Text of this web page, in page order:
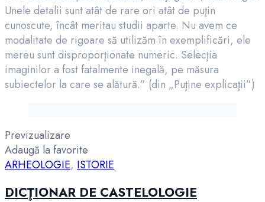
Unele detalii sunt atât de rare ori atât de puţin
cunoscute, încât meritau studii aparte. Nu avem ce
modalitate de rigoare să utilizăm în exemplificări, ele
mereu sunt disproporţionate numeric. Selecţia
imaginilor a fost fatalmente inegală, pe măsura
subiectelor la care se alătură.” (din „Puţine explicaţii”)
Previzualizare
Adaugă la favorite
ARHEOLOGIE, ISTORIE
DICŢIONAR DE CASTELOLOGIE